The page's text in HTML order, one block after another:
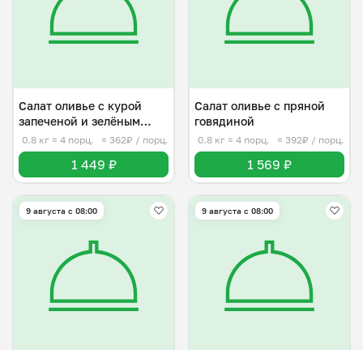
Салат оливье с курой
запеченой и зелёным
майонезом
0.8 кг ≈ 4 порц. ≈ 362₽ / порц.
1 449 ₽
Салат оливье с пряной
говядиной
0.8 кг ≈ 4 порц. ≈ 392₽ / порц.
1 569 ₽
9 августа с 08:00 9 августа с 08:00